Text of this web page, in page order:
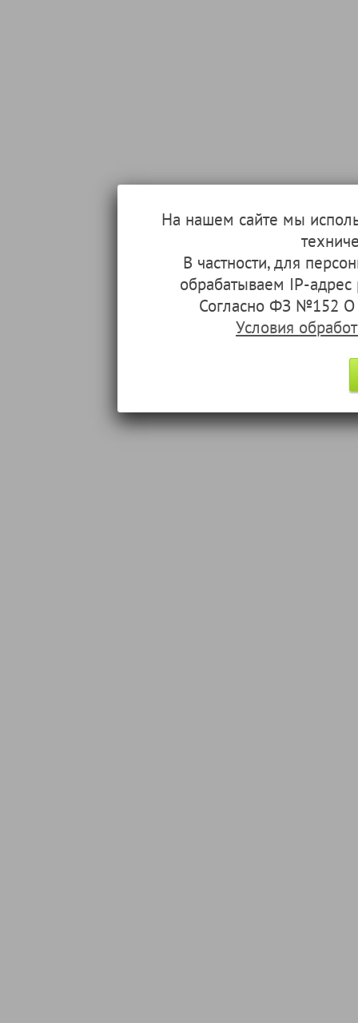
На нашем сайте мы
В частности, для
обрабатываем IP-
Согласно ФЗ №152 О
Условия